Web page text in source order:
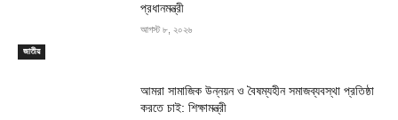
জাতীয়
প্রধানমন্ত্রী
আগস্ট ৮, ২০২৬
আমরা সামাজিক উন্নয়ন ও বৈষম্যহীন সমাজব্যবস্থা প্রতিষ্ঠা
করতে চাই: শিক্ষামন্ত্রী